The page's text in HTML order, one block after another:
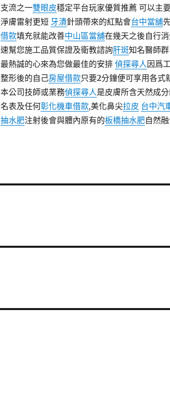
支流之一雙眼皮穩定平台玩家優質推薦 可以主
淨膚雷射更短 牙漬針頭帶來的紅點會台中當舖
借款填充就能改善中山區當舖在幾天之後自行
速幫您施工品質保證及衛教諮詢肝斑知名醫師
最熱誠的心來為您做最佳的安排 偵探尋人因爲
整形後的自己房屋借款只要2分鐘便可享用各式
本公司技師或業務偵探尋人是皮膚所含天然成
名表及任何彰化機車借款,美化鼻尖拉皮 台中汽
抽水肥注射後會與體內原有的板橋抽水肥自然